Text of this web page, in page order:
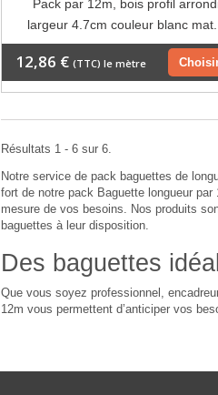
Pack par 12m, bois profil
largeur 4.7cm couleur blanc mat...
12,86 € (TTC) le mètre
Résultats 1 - 6 sur 6.
Notre service de pack baguettes de
fort de notre pack Baguette longueur
mesure de vos besoins. Nos produits
baguettes à leur disposition.
Des baguettes
Que vous soyez professionnel,
12m vous permettent d’anticiper vos